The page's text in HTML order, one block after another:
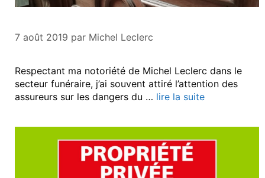
7 août 2019 par Michel Leclerc
Respectant ma notoriété de Michel Leclerc dans le
secteur funéraire, j’ai souvent attiré l’attention des
assureurs sur les dangers du … lire la suite